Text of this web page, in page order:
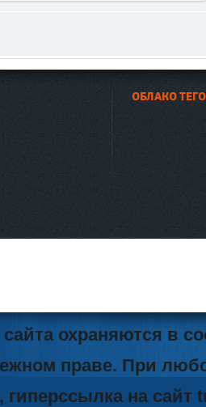
ОБЛАКО
охраняются в
праве. При
гиперссылка на